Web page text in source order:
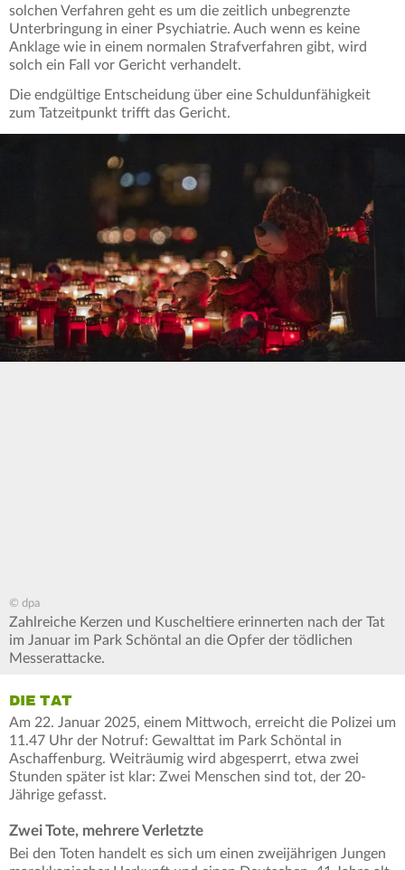
solchen Verfahren geht es um die zeitlich unbegrenzte
Unterbringung in einer Psychiatrie. Auch wenn es keine
Anklage wie in einem normalen Strafverfahren gibt, wird
solch ein Fall vor Gericht verhandelt.
Die endgültige Entscheidung über eine Schuldunfähigkeit
zum Tatzeitpunkt trifft das Gericht.
© dpa
Zahlreiche Kerzen und Kuscheltiere erinnerten nach der Tat
im Januar im Park Schöntal an die Opfer der tödlichen
Messerattacke.
DIE TAT
Am 22. Januar 2025, einem Mittwoch, erreicht die Polizei um
11.47 Uhr der Notruf: Gewalttat im Park Schöntal in
Aschaffenburg. Weiträumig wird abgesperrt, etwa zwei
Stunden später ist klar: Zwei Menschen sind tot, der 20-
Jährige gefasst.
Zwei Tote, mehrere Verletzte
Bei den Toten handelt es sich um einen zweijährigen Jungen